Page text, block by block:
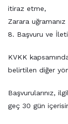
itiraz etme,
Zarara
8. Başvuru ve
KVKK
belirtilen diğer
Başvurularınız,
geç 30 gün